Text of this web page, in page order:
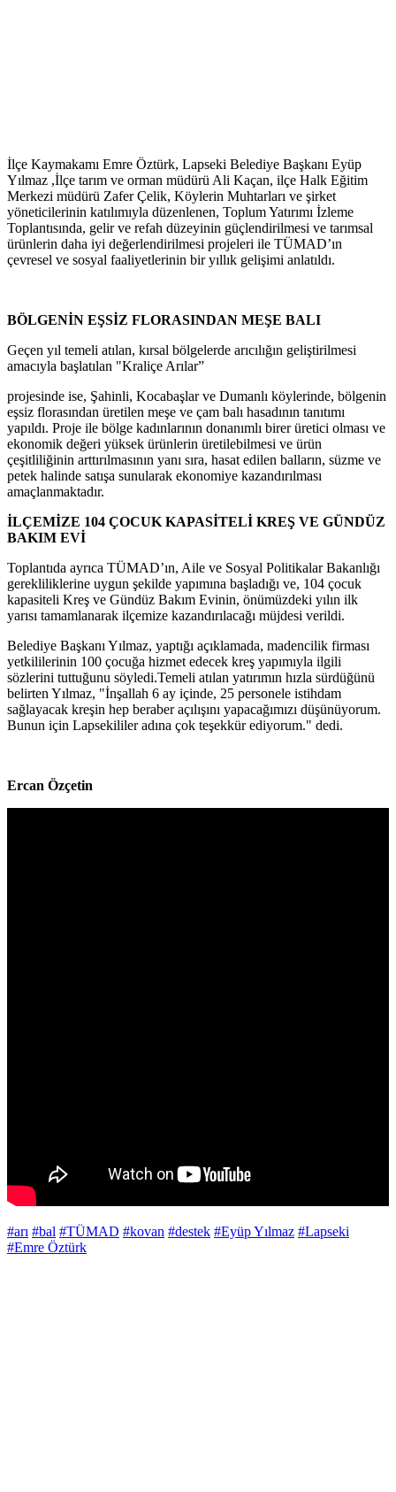
İlçe Kaymakamı Emre Öztürk, Lapseki Belediye Başkanı Eyüp
Yılmaz ,İlçe tarım ve orman müdürü Ali Kaçan, ilçe Halk Eğitim
Merkezi müdürü Zafer Çelik, Köylerin Muhtarları ve şirket
yöneticilerinin katılımıyla düzenlenen, Toplum Yatırımı İzleme
Toplantısında, gelir ve refah düzeyinin güçlendirilmesi ve tarımsal
ürünlerin daha iyi değerlendirilmesi projeleri ile TÜMAD’ın
çevresel ve sosyal faaliyetlerinin bir yıllık gelişimi anlatıldı.
BÖLGENİN EŞSİZ FLORASINDAN MEŞE BALI
Geçen yıl temeli atılan, kırsal bölgelerde arıcılığın geliştirilmesi
amacıyla başlatılan "Kraliçe Arılar”
projesinde ise, Şahinli, Kocabaşlar ve Dumanlı köylerinde, bölgenin
eşsiz florasından üretilen meşe ve çam balı hasadının tanıtımı
yapıldı. Proje ile bölge kadınlarının donanımlı birer üretici olması ve
ekonomik değeri yüksek ürünlerin üretilebilmesi ve ürün
çeşitliliğinin arttırılmasının yanı sıra, hasat edilen balların, süzme ve
petek halinde satışa sunularak ekonomiye kazandırılması
amaçlanmaktadır.
İLÇEMİZE 104 ÇOCUK KAPASİTELİ KREŞ VE GÜNDÜZ
BAKIM EVİ
Toplantıda ayrıca TÜMAD’ın, Aile ve Sosyal Politikalar Bakanlığı
gerekliliklerine uygun şekilde yapımına başladığı ve, 104 çocuk
kapasiteli Kreş ve Gündüz Bakım Evinin, önümüzdeki yılın ilk
yarısı tamamlanarak ilçemize kazandırılacağı müjdesi verildi.
Belediye Başkanı Yılmaz, yaptığı açıklamada, madencilik firması
yetkililerinin 100 çocuğa hizmet edecek kreş yapımıyla ilgili
sözlerini tuttuğunu söyledi.Temeli atılan yatırımın hızla sürdüğünü
belirten Yılmaz, "İnşallah 6 ay içinde, 25 personele istihdam
sağlayacak kreşin hep beraber açılışını yapacağımızı düşünüyorum.
Bunun için Lapsekililer adına çok teşekkür ediyorum." dedi.
Ercan Özçetin
#arı #bal #TÜMAD #kovan #destek #Eyüp Yılmaz #Lapseki
#Emre Öztürk